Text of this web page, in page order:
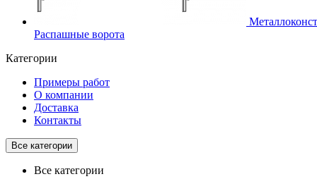
Распашные ворота
Категории
Примеры работ
О компании
Доставка
Контакты
Все категории
Все категории